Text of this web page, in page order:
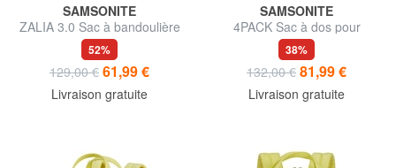
SAMSONITE
ZALIA 3.0 Sac à bandoulière
52%
129,00 € 61,99 €
Livraison gratuite
SAMSONITE
4PACK Sac à dos pour
ordinateur portable 14 pouces
38%
132,00 € 81,99 €
Livraison gratuite